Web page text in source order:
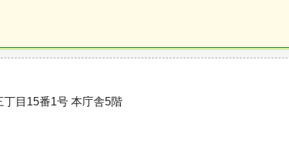
目15番1号 本庁舎5階